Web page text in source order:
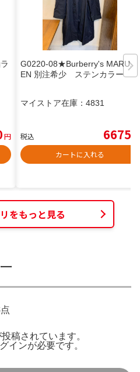
円
G0220-08★Burberry's MARUZ
EN 別注希少 ステンカラー
マイストア在庫： 4831
税込 6675
カートに入れる
をもっと見る
稿されています。
インが必要です。